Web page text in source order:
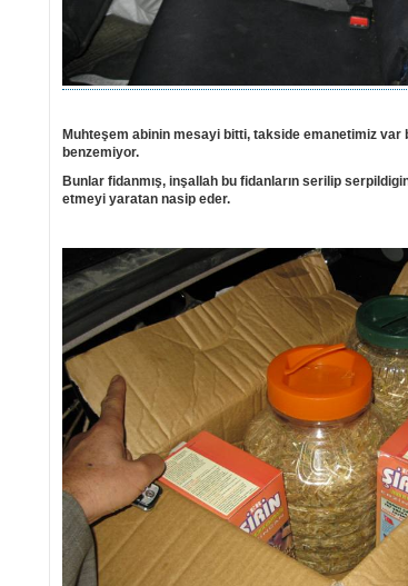
Muhteşem abinin mesayi bitti, takside emanetimiz var
benzemiyor.
Bunlar fidanmış, inşallah bu fidanların serilip
etmeyi yaratan nasip eder.